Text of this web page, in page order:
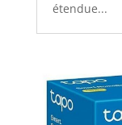
étendue...